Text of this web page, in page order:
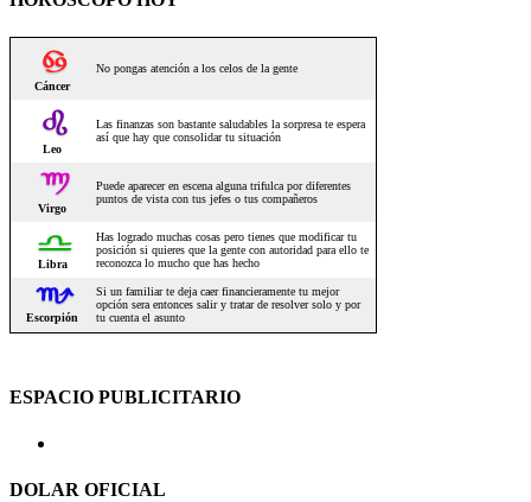
ESPACIO PUBLICITARIO
DOLAR OFICIAL